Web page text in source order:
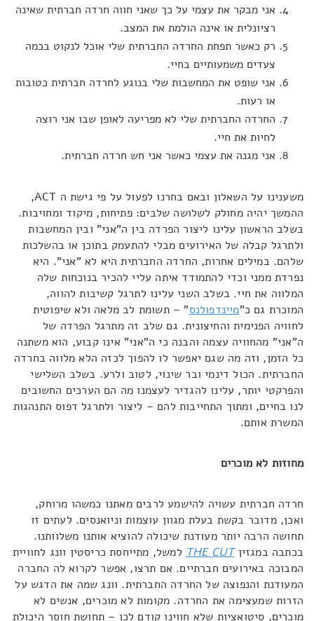
אני מבקר את עצמי על כך שאני חווה חרדה חברתית שאינה
רציונלית או אינה הולמת את המצב.
רק כאשר תפחת החרדה החברתית שלי אוכל לנקוט בכמה
צעדים משמעותיים בחיי.
אני שופט את המחשבות שלי בנוגע לחרדה חברתית כטובות
או רעות.
החרדה החברתית שלי לא מפריעה לאופן שבו אני רוצה
לחיות את חיי.
אני מגנה את עצמי כאשר אני חש חרדה חברתית.
משענינו על השאלון ובאם בחרנו לפעול על פי גישת ה ACT,
ההמשך יהיה מחולק לשלושה שלבים: פתיחות, מיקוד ומחויבות.
בשלב הראשון עלינו ליצור הפרדה בין ה"אני" ובין המחשבות
ולתרגל קבלה של האירועים מבלי להתעמק בתוכן או בהשלכות
שלהם. במילים אחרות, החרדה החברתית היא לא "אני". היא
נפרדת ממני וכדי להתמודד איתה עליי להכיר בנוכחות שלה
המלווה את חיי. בשלב השני עלינו לתרגל קשיבות להווה,
המוכרת גם כ"מיינדפולנס" – תשומת לב מלאה ולא שיפוטית
לחוויה הפנימית והחיצונית. גם שלב זה מתרגל הפרדה של
ה"אני" מהחוויה עצמה והבנה כי ה"אני" אינו קבוע, הוא משתנה
כל הזמן, וזה מה שגם יאפשר לו להפוך לכזה הלא מלווה בחרדה
החברתית. הכול דינמי ובר שינוי, לטוב ולרע. בשלב השלישי
והפרקטי יותר, עלינו להגדיר לעצמנו מה הם הערכים החשובים
לנו בחיים, ומתוך התחייבות להם – ליצור ולתרגל דפוס התנהגות
המשרת אותם.
מחוזות לא מוכרים
חרדה חברתית עשויה להישמע לרבים מאתנו כמשהו מרוחק,
ואכן, מדובר בקשת בעלת מגוון עוצמות וניואנסים. לעתים זו
תחושה הרבה יותר מעודנת שיכולה להוציא אותנו משלוותנו.
בכתבה במגזיןTHE CUT למשל, מתייחסת כריסטין וונג לחוויית
המבוכה באירועים חברתיים. אם תרצו, אפשר לקרוא לה החברה
המעודנת והנפוצה של החרדה החברתית. וונג שמה את הדגש על
הזרות שמעצימה את החרדה. מקומות לא מוכרים, אנשים לא
מוכרים, סיטואציות שלא חווינו קודם לכן – תחושת חוסר היכולת